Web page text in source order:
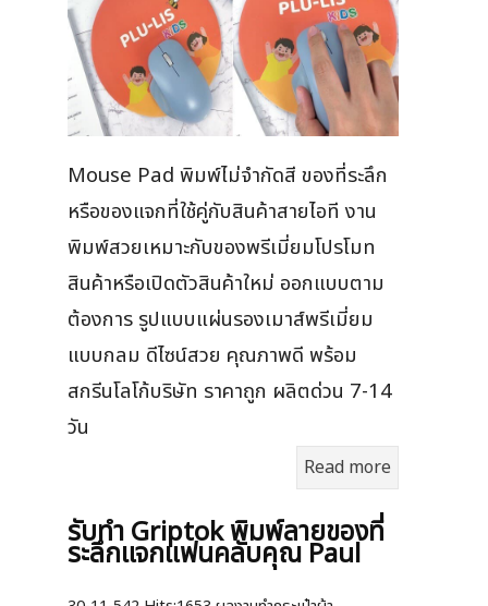
Mouse Pad พิมพ์ไม่จำกัดสี ของที่ระลึก
หรือของแจกที่ใช้คู่กับสินค้าสายไอที งาน
พิมพ์สวยเหมาะกับของพรีเมี่ยมโปรโมท
สินค้าหรือเปิดตัวสินค้าใหม่ ออกแบบตาม
ต้องการ รูปแบบแผ่นรองเมาส์พรีเมี่ยม
แบบกลม ดีไซน์สวย คุณภาพดี พร้อม
สกรีนโลโก้บริษัท ราคาถูก ผลิตด่วน 7-14
วัน
Read more
รับทำ Griptok พิมพ์ลายของที่
ระลึกแจกแฟนคลับคุณ Paul